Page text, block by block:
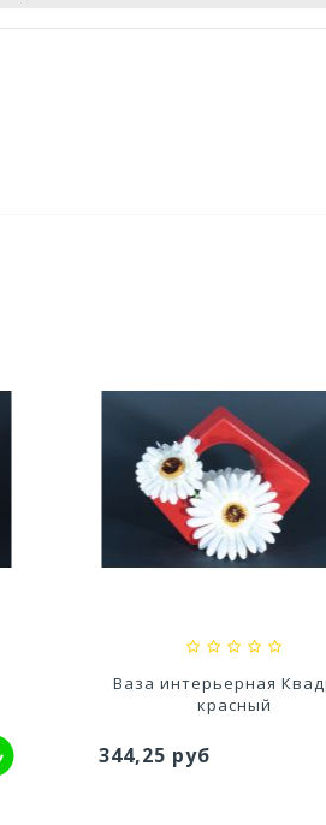
Кашпо Сфера Мини (0,3 л.)
Фраппе...
Ваза интерьерная
красный
344,25 руб